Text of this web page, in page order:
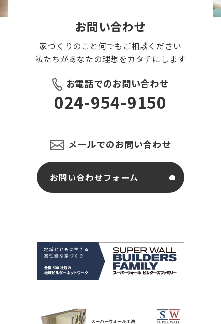
お問い合わせ
家づくりのこと何でもご相談ください
私たちがあなたの理想をカタチにします
お電話でのお問い合わせ
024-954-9150
メールでのお問い合わせ
お問い合わせフォーム